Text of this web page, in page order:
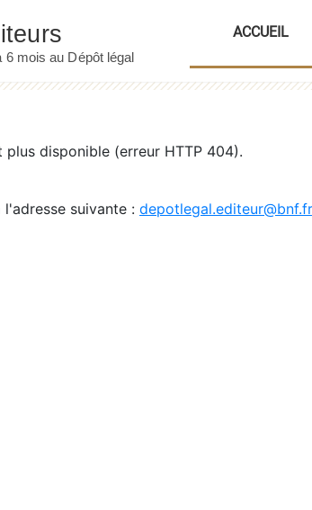
ACCUEIL
disponible (erreur HTTP 404).
suivante : depotlegal.editeur@bnf.fr